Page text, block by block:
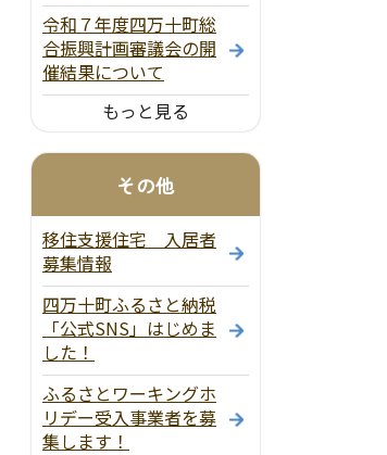
令和７年度四万十町総
合振興計画審議会の開
催結果について
もっと見る
その他
移住支援住宅 入居者
募集情報
四万十町ふるさと納税
「公式SNS」はじめま
した！
ふるさとワーキングホ
リデー受入事業者を募
集します！